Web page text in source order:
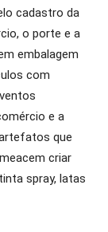
cadastro da
o porte e a
embalagem
com
e a
que
criar
spray, latas